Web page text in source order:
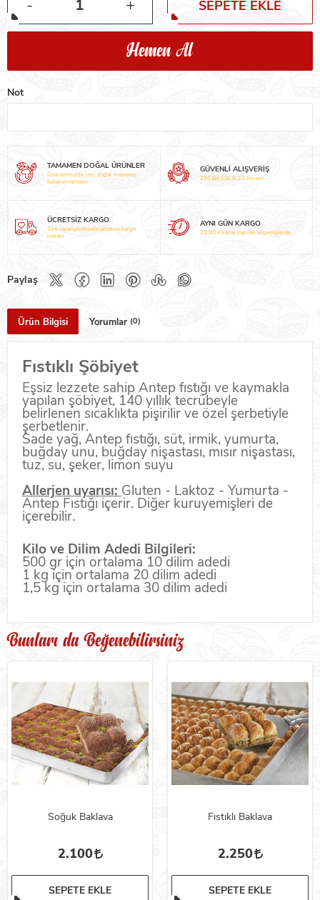
SEPETE EKLE
Hemen Al
Not
TAMAMEN DOĞAL ÜRÜNLER
Ürünlerimizde yeri, doğal malzeme
kullanılmaktadır
GÜVENLİ ALIŞVERİŞ
256 Bit SSL & 3D Secure
ÜCRETSİZ KARGO
Tüm siparişlerinizde ücretsiz kargo
imkanı
AYNI GÜN KARGO
20:00’a kadar yapılan alışverişlerde
Ürün Bilgisi Yorumlar (0)
Fıstıklı Şöbiyet
Eşsiz lezzete sahip Antep fıstığı ve kaymakla
yapılan şöbiyet, 140 yıllık tecrübeyle
belirlenen sıcaklıkta pişirilir ve özel şerbetiyle
şerbetlenir.
Sade yağ, Antep fıstığı, süt, irmik, yumurta,
buğday unu, buğday nişastası, mısır nişastası,
tuz, su, şeker, limon suyu
Allerjen uyarısı: Gluten - Laktoz - Yumurta -
Antep Fıstığı içerir. Diğer kuruyemişleri de
içerebilir.
Kilo ve Dilim Adedi Bilgileri:
500 gr için ortalama 10 dilim adedi
1 kg için ortalama 20 dilim adedi
1,5 kg için ortalama 30 dilim adedi
Bunları da Beğenebilirsiniz
Soğuk Baklava
2.100
SEPETE EKLE
Fıstıklı Baklava
2.250
SEPETE EKLE